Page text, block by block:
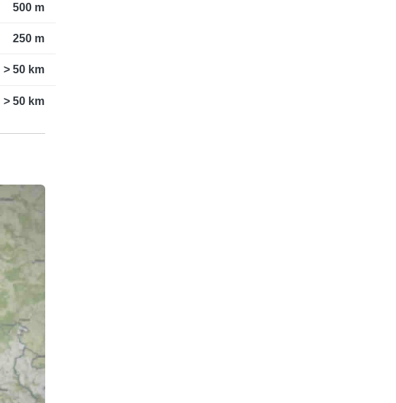
500 m
250 m
> 50 km
> 50 km